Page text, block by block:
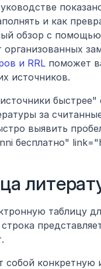
и как
обзор с
и RRL поможет
источников.
за
выявить
бесплатно"
таблицу
собой